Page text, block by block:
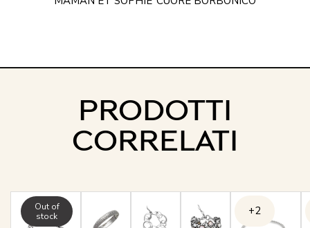
PRODOTTI
CORRELATI
Out of
stock
+2